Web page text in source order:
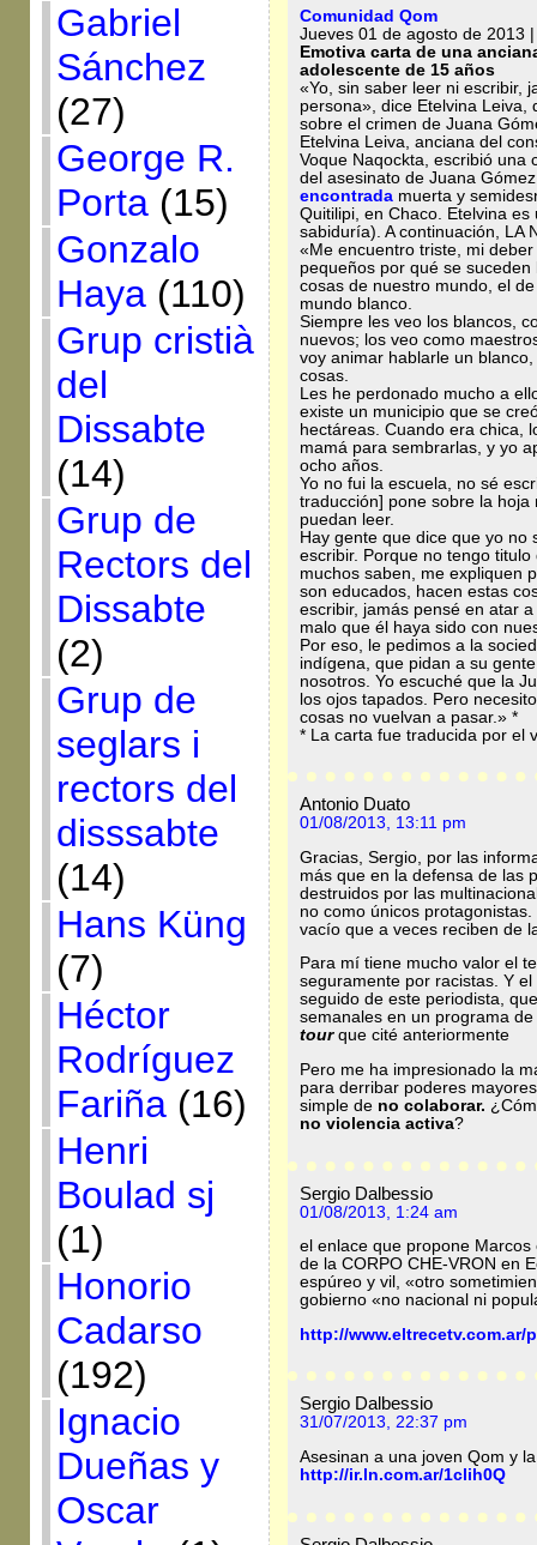
Gabriel
Sánchez
(27)
George R.
Porta(15)
Gonzalo
Haya(110)
Grup cristià
del
Dissabte
(14)
Grup de
Rectors del
Dissabte
(2)
Grup de
seglars i
rectors del
disssabte
(14)
Hans Küng
(7)
Héctor
Rodríguez
Fariña(16)
Henri
Boulad sj
(1)
Honorio
Cadarso
(192)
Ignacio
Dueñas y
Oscar
Comunidad Qom
Jueves 01 de agosto de 2013
Emotiva carta de una
adolescente de 15 años
«Yo, sin saber leer ni escribir,
persona», dice Etelvina Leiva,
sobre el crimen de Juana
Etelvina Leiva, anciana del
Voque Naqockta, escribió una
del asesinato de Juana
encontradamuerta y
Quitilipi, en Chaco. Etelvina
sabiduría). A continuación, LA
«Me encuentro triste, mi
pequeños por qué se
cosas de nuestro mundo, el
mundo blanco.
Siempre les veo los blancos,
nuevos; los veo como
voy animar hablarle un
cosas.
Les he perdonado mucho a
existe un municipio que se
hectáreas. Cuando era chica,
mamá para sembrarlas, y yo
ocho años.
Yo no fui la escuela, no sé
traducción] pone sobre la
puedan leer.
Hay gente que dice que yo no
escribir. Porque no tengo
muchos saben, me expliquen
son educados, hacen estas
escribir, jamás pensé en atar
malo que él haya sido con
Por eso, le pedimos a la
indígena, que pidan a su
nosotros. Yo escuché que la
los ojos tapados. Pero
cosas no vuelvan a pasar.» *
* La carta fue traducida por el
Antonio Duato
01/08/2013, 13:11 pm
Gracias, Sergio, por las
más que en la defensa de las
destruidos por las
no como únicos
vacío que a veces reciben de
Para mí tiene mucho valor el
seguramente por racistas. Y
seguido de este periodista,
semanales en un programa
tourque cité anteriormente
Pero me ha impresionado la
para derribar poderes
simple deno colaborar.
no violencia activa?
Sergio Dalbessio
01/08/2013, 1:24 am
el enlace que propone
de la CORPO CHE-VRON en
espúreo y vil, «otro
gobierno «no nacional ni
http://www.eltrecetv.com.ar/
Sergio Dalbessio
31/07/2013, 22:37 pm
Asesinan a una joven Qom y
http://ir.ln.com.ar/1clih0Q